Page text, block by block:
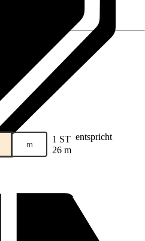
m 1 ST entspricht
26 m